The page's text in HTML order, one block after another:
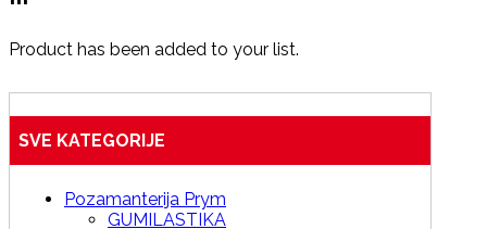
Product has been added to your list.
SVE KATEGORIJE
Pozamanterija Prym
GUMILASTIKA